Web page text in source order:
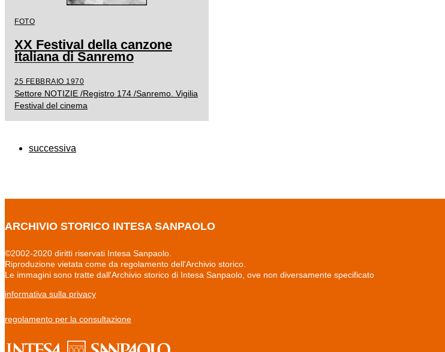
FOTO
XX Festival della canzone
italiana di Sanremo
25 FEBBRAIO 1970
Settore NOTIZIE /Registro 174 /Sanremo. Vigilia
Festival del cinema
successiva
ARCHIVIO STORICO INTESA SANPAOLO
©2002-2020 diritti riservati Intesa Sanpaolo.
Riproduzione vietata come da regolamento dell'Archivio storico.
Le immagini sono tratte dall'Archivio storico di Intesa Sanpaolo, ove non diversamente specificato
informativa sulla privacy
regolamento per la consultazione